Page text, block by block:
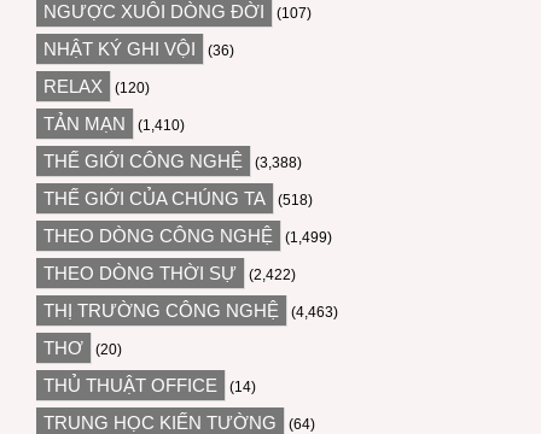
NGƯỢC XUÔI DÒNG ĐỜI (107)
NHẬT KÝ GHI VỘI (36)
RELAX (120)
TẢN MẠN (1,410)
THẾ GIỚI CÔNG NGHỆ (3,388)
THẾ GIỚI CỦA CHÚNG TA (518)
THEO DÒNG CÔNG NGHỆ (1,499)
THEO DÒNG THỜI SỰ (2,422)
THỊ TRƯỜNG CÔNG NGHỆ (4,463)
THƠ (20)
THỦ THUẬT OFFICE (14)
TRUNG HỌC KIẾN TƯỜNG (64)